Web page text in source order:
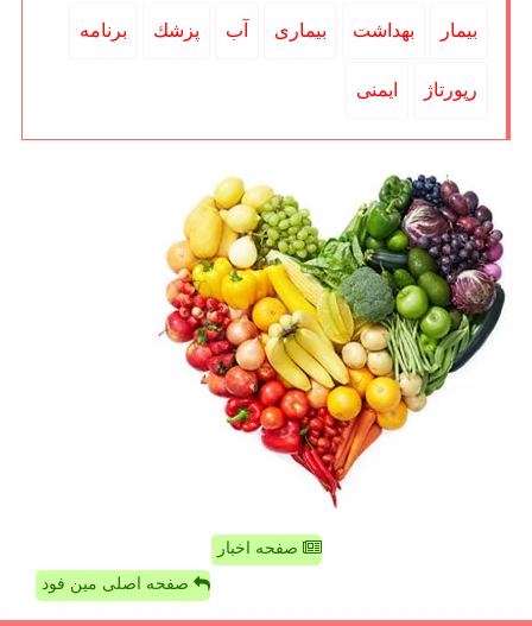
بیمار بهداشت بیماری آب پزشك برنامه
رپورتاژ ایمنی
صفحه اخبار
صفحه اصلی مین فود